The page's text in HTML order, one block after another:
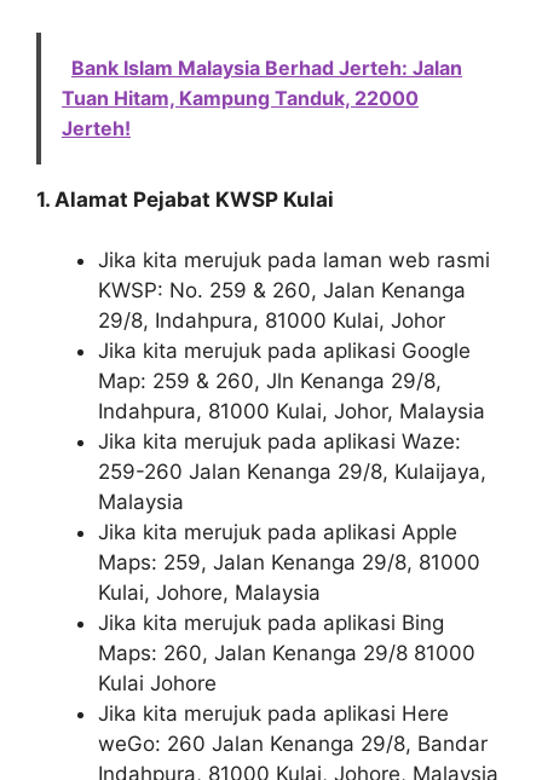
Bank Islam Malaysia Berhad Jerteh: Jalan
Tuan Hitam, Kampung Tanduk, 22000
Jerteh!
1. Alamat Pejabat KWSP Kulai
Jika kita merujuk pada laman web rasmi
KWSP: No. 259 & 260, Jalan Kenanga
29/8, Indahpura, 81000 Kulai, Johor
Jika kita merujuk pada aplikasi Google
Map: 259 & 260, Jln Kenanga 29/8,
Indahpura, 81000 Kulai, Johor, Malaysia
Jika kita merujuk pada aplikasi Waze:
259-260 Jalan Kenanga 29/8, Kulaijaya,
Malaysia
Jika kita merujuk pada aplikasi Apple
Maps: 259, Jalan Kenanga 29/8, 81000
Kulai, Johore, Malaysia
Jika kita merujuk pada aplikasi Bing
Maps: 260, Jalan Kenanga 29/8 81000
Kulai Johore
Jika kita merujuk pada aplikasi Here
weGo: 260 Jalan Kenanga 29/8, Bandar
Indahpura, 81000 Kulai, Johore, Malaysia